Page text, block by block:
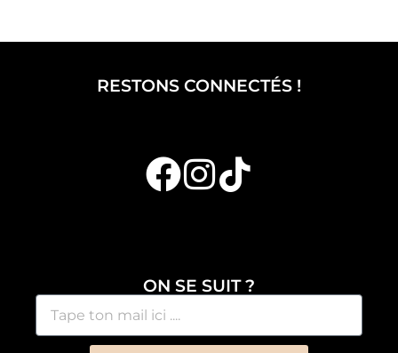
RESTONS CONNECTÉS !
ON SE SUIT ?